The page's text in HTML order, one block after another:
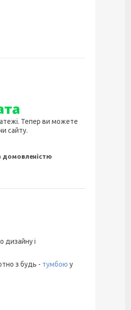
Тепер ви можете
сайту.
домовленістю
дизайну і
з будь - тумбою у